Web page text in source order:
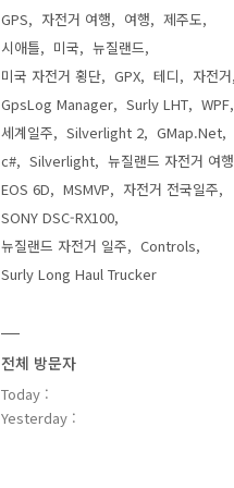
GPS
자전거 여행 여행
제주도
시애틀
미국
뉴질랜드
미국 자전거 횡단
GPX 테디
자전거
GpsLog Manager
Surly LHT
WPF
세계일주
Silverlight 2
GMap.Net
c#
Silverlight
뉴질랜드 자전거 여행
EOS 6D
MSMVP
자전거 전국일주
SONY DSC-RX100
뉴질랜드 자전거 일주
Controls
Surly Long Haul Trucker
전체 방문자
Today :
Yesterday :